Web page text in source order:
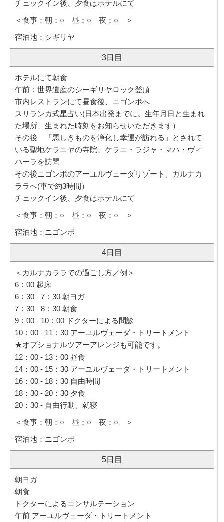
夕刻ホテルへ
チェックイン後、夕食はホテルにて
＜食事：朝：○ 昼：○ 夜：○ ＞
宿泊地：シギリヤ
3日目
ホテルにて朝食
午前：世界遺産のシーギリヤロック登頂
市内レストランにて昼食後、ニゴンボへ
スリランカ式星占い(日本出発までに。生年月日と生まれ
た場所、生まれた時刻をお知らせいただきます）
その後 「悪しきものを浄化し幸運が訪れる」とされて
いる聖地ケラニヤの寺院、ケラニ・ラジャ・マハ・ヴィ
ハーラを訪問
その後ニゴンボのアーユルヴェーダリゾート、カルナカ
ララへ(車で約3時間）
チェックイン後、夕食はホテルにて
＜食事：朝：○ 昼：○ 夜：○ ＞
宿泊地：ニゴンボ
4日目
＜カルナカララでの過ごし方／例＞
6：00 起床
6：30 - 7：30 朝ヨガ
7：30 - 8：30 朝食
9：00 - 10：00 ドクターによる問診
10：00 - 11：30 アーユルヴェーダ・トリートメント
★オプショナルツアーアレンジも可能です。
12：00 - 13：00 昼食
14：00 - 15：30 アーユルヴェーダ・トリートメント
16：00 - 18：30 自由時間
18：30 - 20：30 夕食
20：30 - 自由行動、就寝
＜食事：朝：○ 昼：○ 夜：○ ＞
宿泊地：ニゴンボ
5日目
朝ヨガ
朝食
ドクターによるコンサルテーション